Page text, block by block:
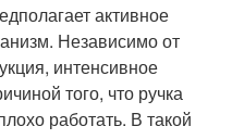
активное
Независимо от
интенсивное
того, что ручка
работать. В такой